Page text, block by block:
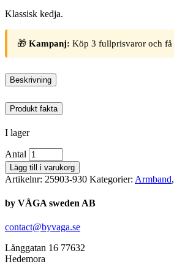
Klassisk kedja.
🎁 Kampanj: Köp 3 fullprisvaror och
Beskrivning
Produkt fakta
I lager
Antal
Lägg till i varukorg
Artikelnr: 25903-930 Kategorier: Armband,
by VÅGA sweden AB
contact@byvaga.se
Långgatan 16 77632
Hedemora